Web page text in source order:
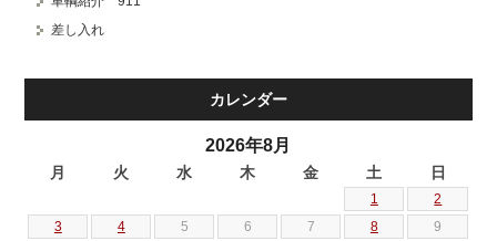
差し入れ
カレンダー
2026年8月
月 火 水 木 金 土 日
1
2
3
4 5 6 7 8
9